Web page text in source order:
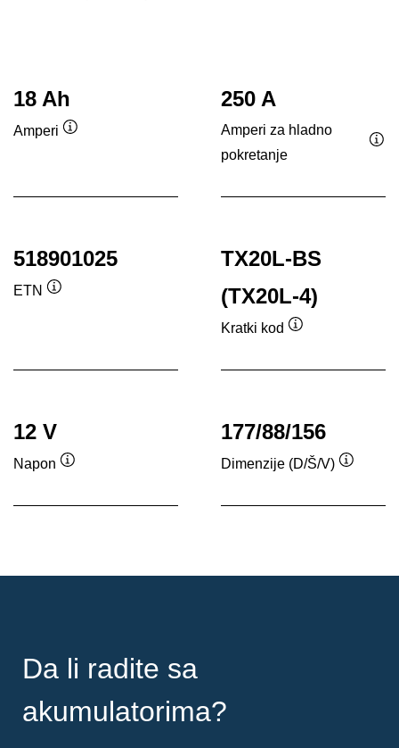
18 Ah
Amperi
250 A
Amperi za hladno
pokretanje
518901025
ETN
TX20L-BS
(TX20L-4)
Kratki kod
12 V
Napon
177/88/156
Dimenzije (D/Š/V)
Da li radite sa
akumulatorima?